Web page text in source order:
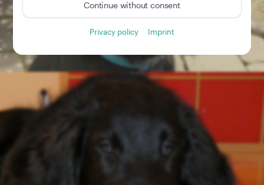
Continue without consent
Privacy policy Imprint